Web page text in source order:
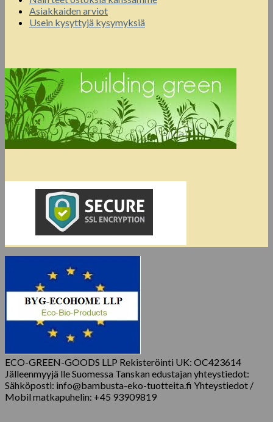
Asiakkaiden arviot
Usein kysyttyjä kysymyksiä
ECO-GREEN-GOODS LLP Rekisteröinti UK: OC423614
Jälleenmyyjä lle Suomessa Tanskan edustajan yhteystiedot:
Sähköposti: info@bambusta-eko-tuotteita.fi Yhteystiedot /
Mobil matkapuhelin: +45 93909819